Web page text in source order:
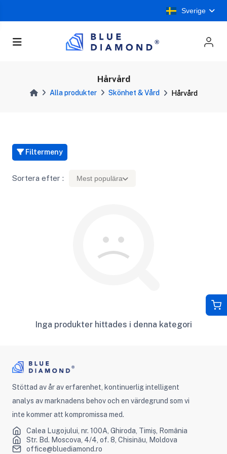
Sverige
Hårvård
Alla produkter Skönhet & Vård Hårvård
Filtermeny
Sortera efter : Mest populära
Inga produkter hittades i denna kategori
Stöttad av år av erfarenhet, kontinuerlig intelligent
analys av marknadens behov och en värdegrund som vi
inte kommer att kompromissa med.
Calea Lugojului, nr. 100A, Ghiroda, Timiș, România
Str. Bd. Moscova, 4/4, of. 8, Chisinău, Moldova
office@bluediamond.ro